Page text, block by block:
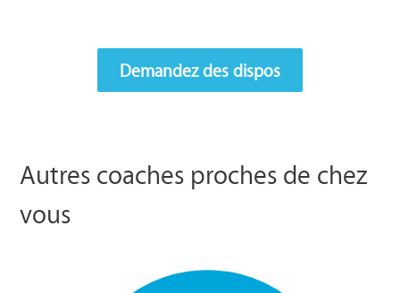
Demandez des dispos
Autres coaches proches de chez
vous